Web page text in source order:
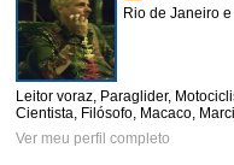
Rio de Janeiro e
Leitor voraz, Paraglider,
Cientista, Filósofo, Macaco,
Ver meu perfil completo